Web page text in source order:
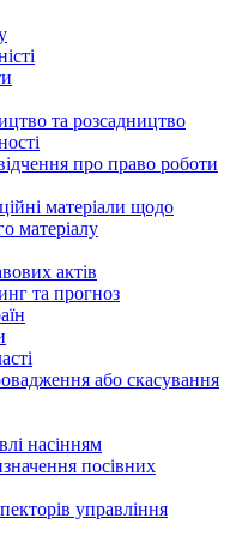
та розсадництво
про право роботи
матеріали щодо
матеріалу
актів
та прогноз
або скасування
насінням
посівних
управління